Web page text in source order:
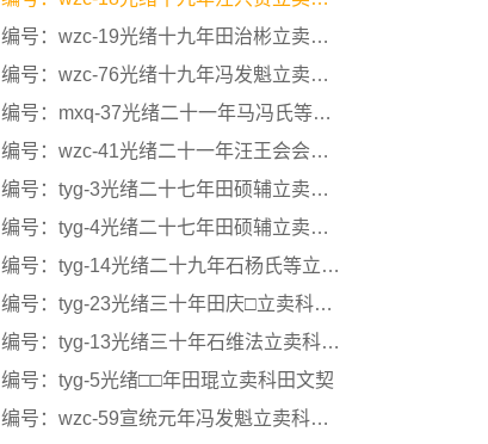
编号：wzc-19光绪十九年田治彬立卖科田文契
编号：wzc-76光绪十九年冯发魁立卖科田文契
编号：mxq-37光绪二十一年马冯氏等立卖科田文契
编号：wzc-41光绪二十一年汪王会会首立卖科田文契
编号：tyg-3光绪二十七年田硕辅立卖科田文契
编号：tyg-4光绪二十七年田硕辅立卖科田文契
编号：tyg-14光绪二十九年石杨氏等立卖科田文契
编号：tyg-23光绪三十年田庆□立卖科田文契
编号：tyg-13光绪三十年石维法立卖科田文契
编号：tyg-5光绪□□年田琨立卖科田文契
编号：wzc-59宣统元年冯发魁立卖科田文契